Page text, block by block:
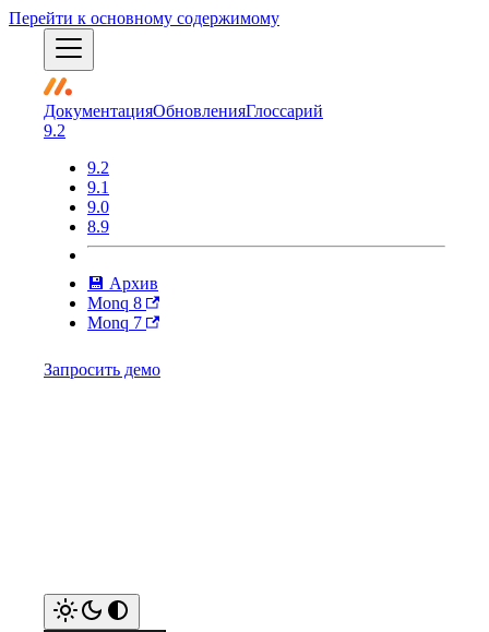
Перейти к основному содержимому
ДокументацияОбновленияГлоссарий
9.2
9.2
9.1
9.0
8.9
💾 Архив
Monq 8
Monq 7
Запросить демо